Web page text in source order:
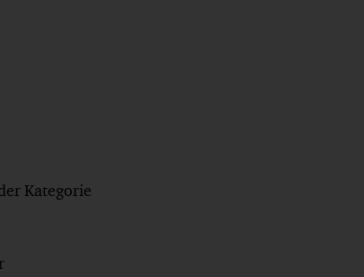
Kategorie